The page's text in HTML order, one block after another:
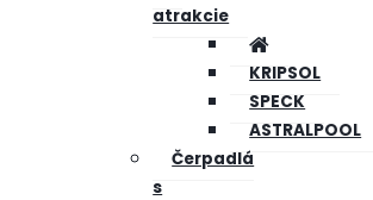
atrakcie
KRIPSOL
SPECK
ASTRALPOOL
Čerpadlá
s